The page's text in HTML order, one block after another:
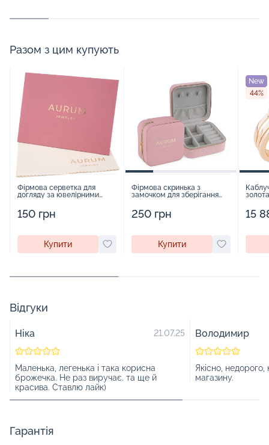
Разом з цим купують
Фірмова серветка для
догляду за ювелірними
150 грн
Купити
Фірмова скринька з
замочком для зберігання
250 грн
Купити
New
44%
15
Відгуки
Ніка 21.07.25
Маленька, легенька і така корисна
брожечка. Не раз виручає. та ще й
красива. Ставлю лайк)
Володимир
Якісно,
магазину.
Гарантія